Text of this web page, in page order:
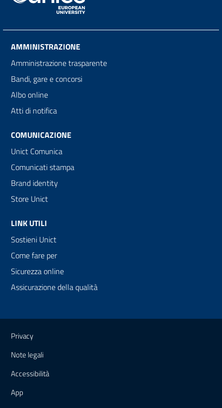
AMMINISTRAZIONE
Amministrazione trasparente
Bandi, gare e concorsi
Albo online
Atti di notifica
COMUNICAZIONE
Unict Comunica
Comunicati stampa
Brand identity
Store Unict
LINK UTILI
Sostieni Unict
Come fare per
Sicurezza online
Assicurazione della qualità
Link e informazioni utili
Privacy
Note legali
Accessibilità
App